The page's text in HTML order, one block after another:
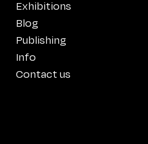
Exhibitions
Blog
Publishing
Info
Contact us